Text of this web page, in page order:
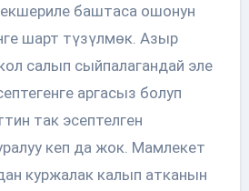
баштаса ошонун
шарт түзүлмөк. Азыр
салып сыйпалагандай эле
аргасыз болуп
так эсептелген
кеп да жок. Мамлекет
куржалак калып атканын